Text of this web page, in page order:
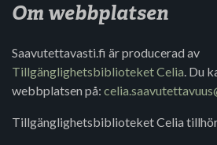
Om webbplatsen
Saavutettavasti.fi är producerad av
Tillgänglighetsbiblioteket Celia. Du
webbplatsen på:
Tillgänglighetsbiblioteket Celia